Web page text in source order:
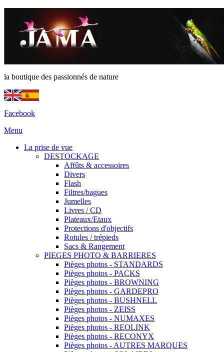
la boutique des passionnés de nature
Facebook
Menu
La prise de vue
DESTOCKAGE
Affûts & accessoires
Divers
Flash
Filtres/bagues
Jumelles
Livres / CD
Plateaux/Etaux
Protections d'objectifs
Rotules / trépieds
Sacs & Rangement
PIEGES PHOTO & BARRIERES
Pièges photos - STANDARDS
Pièges photos - PACKS
Pièges photos - BROWNING
Pièges photos - GARDEPRO
Pièges photos - BUSHNELL
Pièges photos - ZEISS
Pièges photos - NUMAXES
Pièges photos - REOLINK
Pièges photos - RECONYX
Pièges photos - AUTRES MARQUES